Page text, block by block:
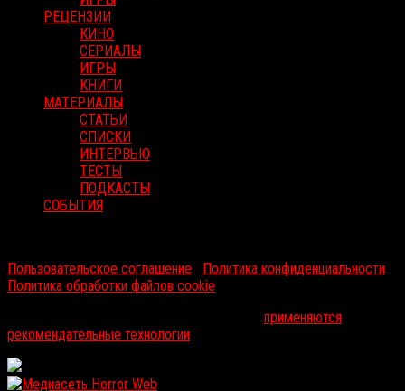
РЕЦЕНЗИИ
КИНО
СЕРИАЛЫ
ИГРЫ
КНИГИ
МАТЕРИАЛЫ
СТАТЬИ
СПИСКИ
ИНТЕРВЬЮ
ТЕСТЫ
ПОДКАСТЫ
СОБЫТИЯ
Пользовательское соглашение
Политика конфиденциальности
Политика обработки файлов cookie
применяются
рекомендательные технологии